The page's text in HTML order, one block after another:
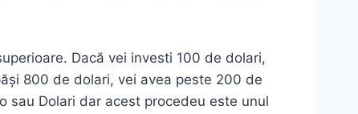
Dacă vei investi 100 de dolari,
800 de dolari, vei avea peste 200 de
sau Dolari dar acest procedeu este unul